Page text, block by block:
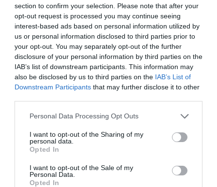
section to confirm your selection. Please note that after your
opt-out request is processed you may continue seeing
interest-based ads based on personal information utilized by
us or personal information disclosed to third parties prior to
your opt-out. You may separately opt-out of the further
disclosure of your personal information by third parties on the
IAB’s list of downstream participants. This information may
also be disclosed by us to third parties on the IAB’s List of
Downstream Participants that may further disclose it to other
Please note that this website/app uses one or more Google
not limited to your visit or usage behaviour. You may click to
grant or deny consent to Google and its third-party tags to
use your data for below specified purposes in below Google
consent section.
Personal Data Processing Opt Outs
I want to opt-out of the Sharing of my
personal data.
Opted In
I want to opt-out of the Sale of my
Personal Data.
Opted In